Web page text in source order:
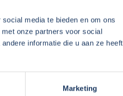
media te bieden en om ons
onze partners voor social
informatie die u aan ze heeft
Marketing
water boiler: